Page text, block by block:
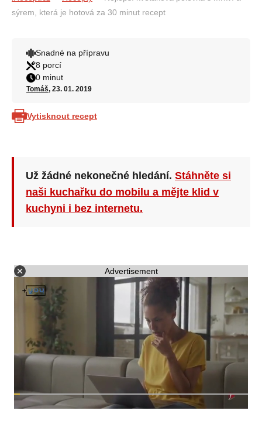
sýrem, která je hotová za 30 minut recept
Snadné na přípravu
8 porcí
0 minut
Tomáš, 23. 01. 2019
Vytisknout recept
Už žádné nekonečné hledání. Stáhněte si
naši kuchařku do mobilu a mějte klid v
kuchyni i bez internetu.
Advertisement